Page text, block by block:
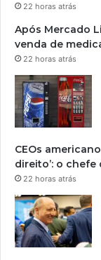
22 horas atrás
Após Mercado
venda de
22 horas atrás
CEOs
direito’: o
22 horas atrás